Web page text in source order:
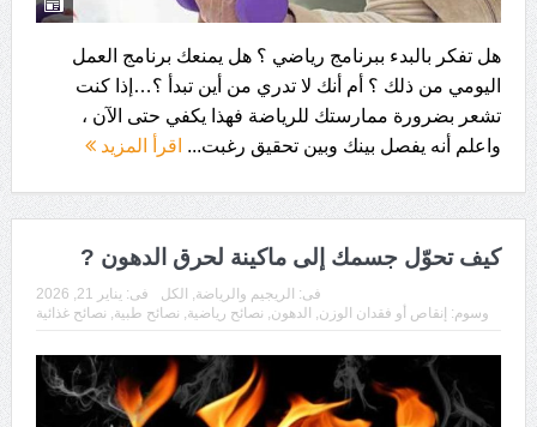
هل تفكر بالبدء ببرنامج رياضي ؟ هل يمنعك برنامج العمل
اليومي من ذلك ؟ أم أنك لا تدري من أين تبدأ ؟…إذا كنت
تشعر بضرورة ممارستك للرياضة فهذا يكفي حتى الآن ،
واعلم أنه يفصل بينك وبين تحقيق رغبت... اقرأ المزيد
كيف تحوّل جسمك إلى ماكينة لحرق الدهون ?
فى: يناير 21, 2026 فى: الريجيم والرياضة, الكل
وسوم: إنقاص أو فقدان الوزن, الدهون, نصائح رياضية, نصائح طبية, نصائح غذائية